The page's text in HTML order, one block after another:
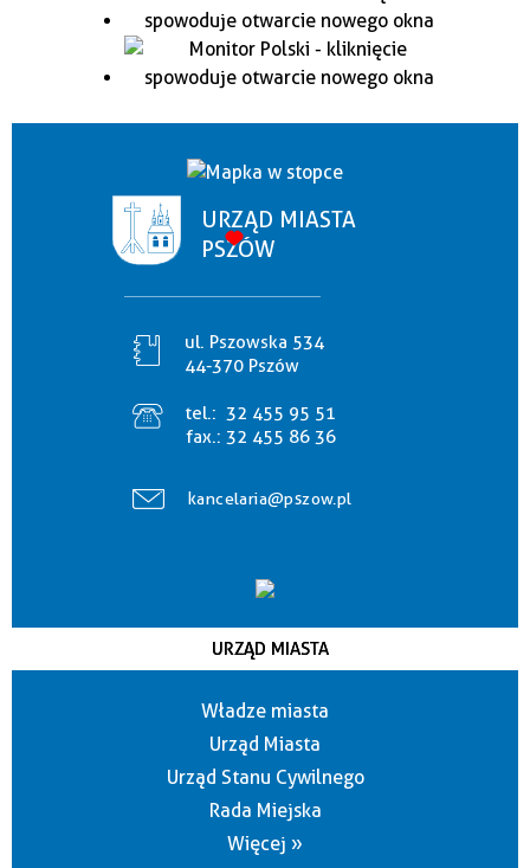
URZĄD MIASTA
PSZÓW
ul. Pszowska 534
44-370 Pszów
tel.: 32 455 95 51
fax.: 32 455 86 36
kancelaria@pszow.pl
URZĄD MIASTA
Władze miasta
Urząd Miasta
Urząd Stanu Cywilnego
Rada Miejska
Więcej »